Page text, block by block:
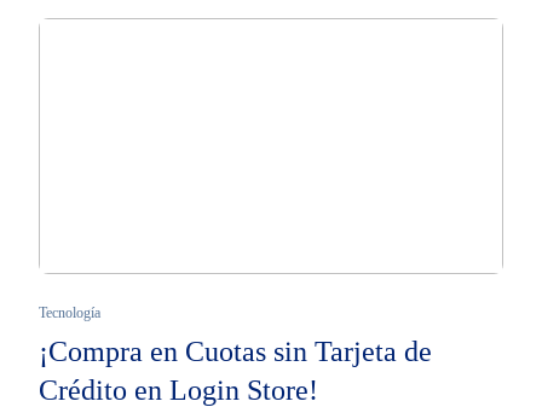
Tecnología
¡Compra en Cuotas sin Tarjeta de
Crédito en Login Store!